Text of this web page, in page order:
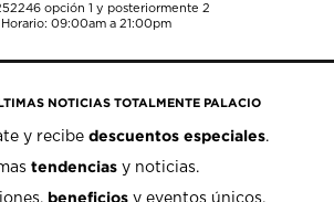
opción 1 y posteriormente 2
Horario: 09:00am a 21:00pm
NOTICIAS TOTALMENTE PALACIO
y recibedescuentos especiales.
tendencias y noticias.
beneficios y eventos únicos.